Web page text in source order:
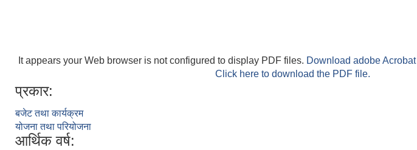
It appears your Web browser is not configured to display PDF files. Download adobe Acrobat
Click here to download the PDF file.
प्रकार:
बजेट तथा कार्यक्रम
योजना तथा परियोजना
आर्थिक वर्ष: